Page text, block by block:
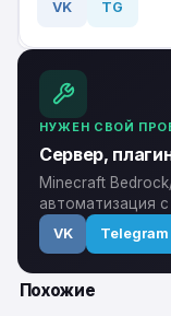
VK TG
НУЖЕН СВОЙ
Сервер,
Minecraft
автоматизация
VK Telegram
Похожие